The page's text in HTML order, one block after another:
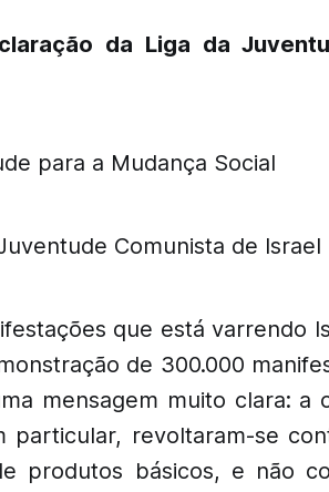
da Liga da
para a Mudança Social
Comunista de Israel
que está varrendo
de 300.000
mensagem muito clara: a
particular, revoltaram-se
produtos básicos, e não